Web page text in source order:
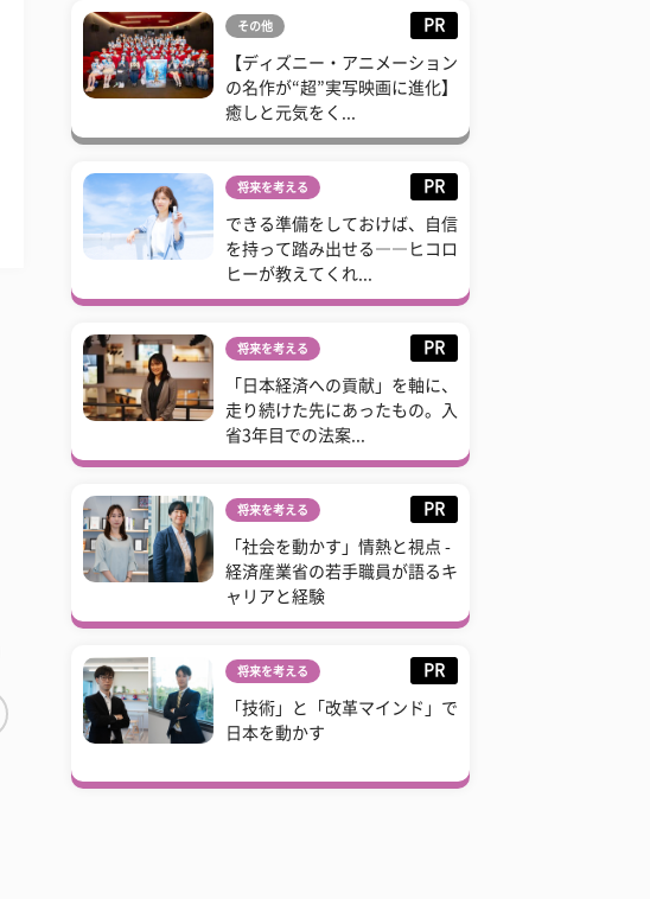
その他 PR
【ディズニー・アニメーション
の名作が“超”実写映画に進化】
癒しと元気をく...
将来を考える PR
できる準備をしておけば、自信
を持って踏み出せる――ヒコロ
ヒーが教えてくれ...
将来を考える PR
「日本経済への貢献」を軸に、
走り続けた先にあったもの。入
省3年目での法案...
将来を考える PR
「社会を動かす」情熱と視点 -
経済産業省の若手職員が語るキ
ャリアと経験
将来を考える PR
「技術」と「改革マインド」で
日本を動かす